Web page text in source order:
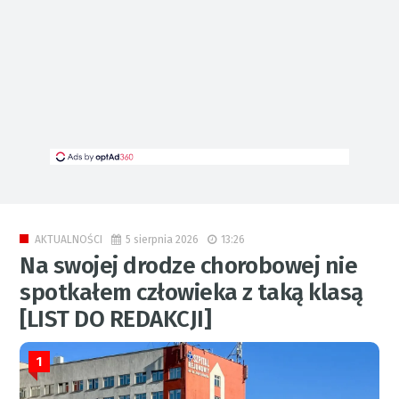
AKTUALNOŚCI 5 sierpnia 2026 13:26
Na swojej drodze chorobowej nie
spotkałem człowieka z taką klasą
[LIST DO REDAKCJI]
1